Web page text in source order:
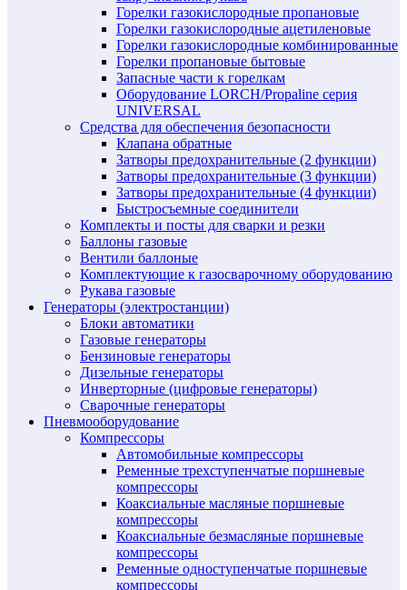
Горелки газокислородные пропановые
Горелки газокислородные ацетиленовые
Горелки газокислородные комбинированные
Горелки пропановые бытовые
Запасные части к горелкам
Оборудование LORCH/Propaline серия
UNIVERSAL
Средства для обеспечения безопасности
Клапана обратные
Затворы предохранительные (2 функции)
Затворы предохранительные (3 функции)
Затворы предохранительные (4 функции)
Быстросъемные соединители
Комплекты и посты для сварки и резки
Баллоны газовые
Вентили баллоные
Комплектующие к газосварочному оборудованию
Рукава газовые
Генераторы (электростанции)
Блоки автоматики
Газовые генераторы
Бензиновые генераторы
Дизельные генераторы
Инверторные (цифровые генераторы)
Сварочные генераторы
Пневмооборудование
Компрессоры
Автомобильные компрессоры
Ременные трехступенчатые поршневые
компрессоры
Коаксиальные масляные поршневые
компрессоры
Коаксиальные безмасляные поршневые
компрессоры
Ременные одноступенчатые поршневые
компрессоры